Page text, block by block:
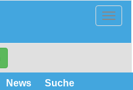
News Suche